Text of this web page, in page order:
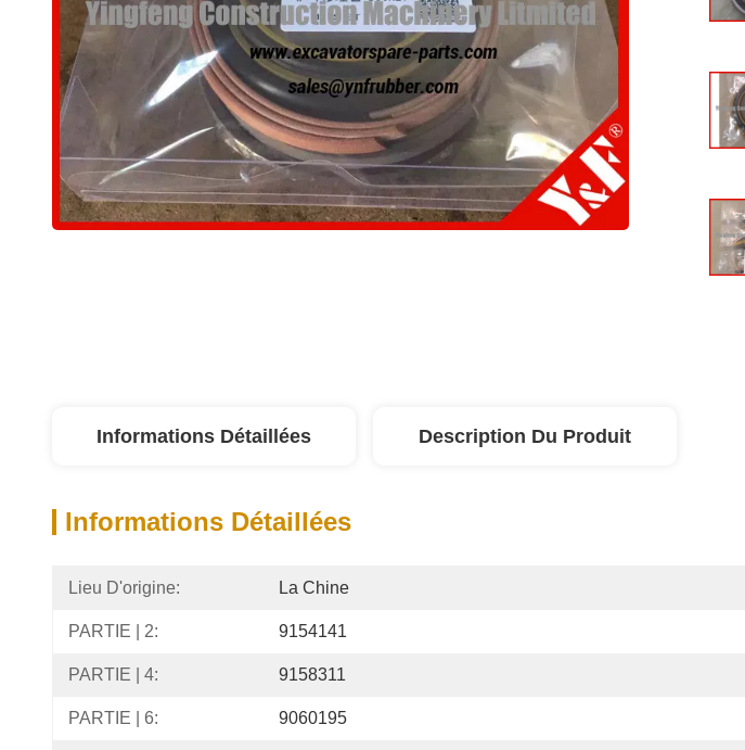
Informations Détaillées Description Du Produit
Informations Détaillées
Lieu D'origine: La Chine
PARTIE | 2: 9154141
PARTIE | 4: 9158311
PARTIE | 6: 9060195